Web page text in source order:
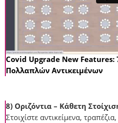
Covid Upgrade New Features:
Πολλαπλών Αντικειμένων
8) Οριζόντια – Κάθετη
Στοιχίστε αντικείμενα,